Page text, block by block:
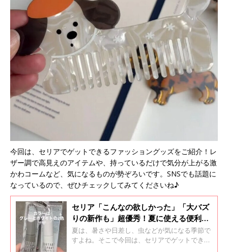
今回は、セリアでゲットできるファッショングッズをご紹介！レ
ザー調で高見えのアイテムや、持っているだけで気分が上がる激
かわコームなど、気になるものが勢ぞろいです。SNSでも話題に
なっているので、ぜひチェックしてみてくださいね♪
セリア「こんなの欲しかった」「大バズ
りの新作も」超優秀！夏に使える便利グ
ッズ5選
夏は、暑さや日差し、虫などが気になる季節で
すよね。そこで今回は、セリアでゲットできる